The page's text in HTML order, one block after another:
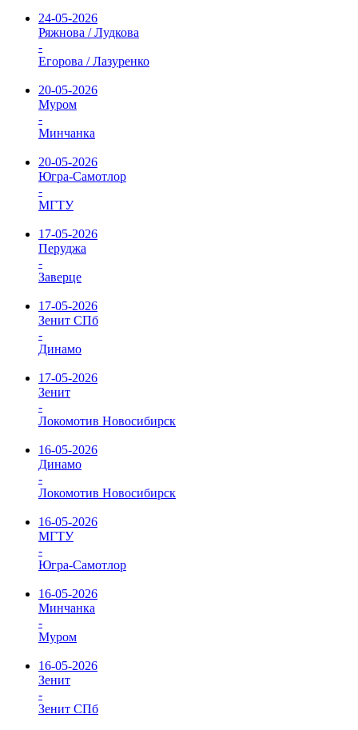
24-05-2026
Ряжнова / Лудкова
-
Егорова / Лазуренко
20-05-2026
Муром
-
Минчанка
20-05-2026
Югра-Самотлор
-
МГТУ
17-05-2026
Перуджа
-
Заверце
17-05-2026
Зенит СПб
-
Динамо
17-05-2026
Зенит
-
Локомотив Новосибирск
16-05-2026
Динамо
-
Локомотив Новосибирск
16-05-2026
МГТУ
-
Югра-Самотлор
16-05-2026
Минчанка
-
Муром
16-05-2026
Зенит
-
Зенит СПб